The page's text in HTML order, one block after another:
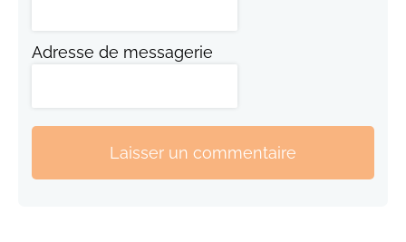
Adresse de messagerie
Laisser un commentaire